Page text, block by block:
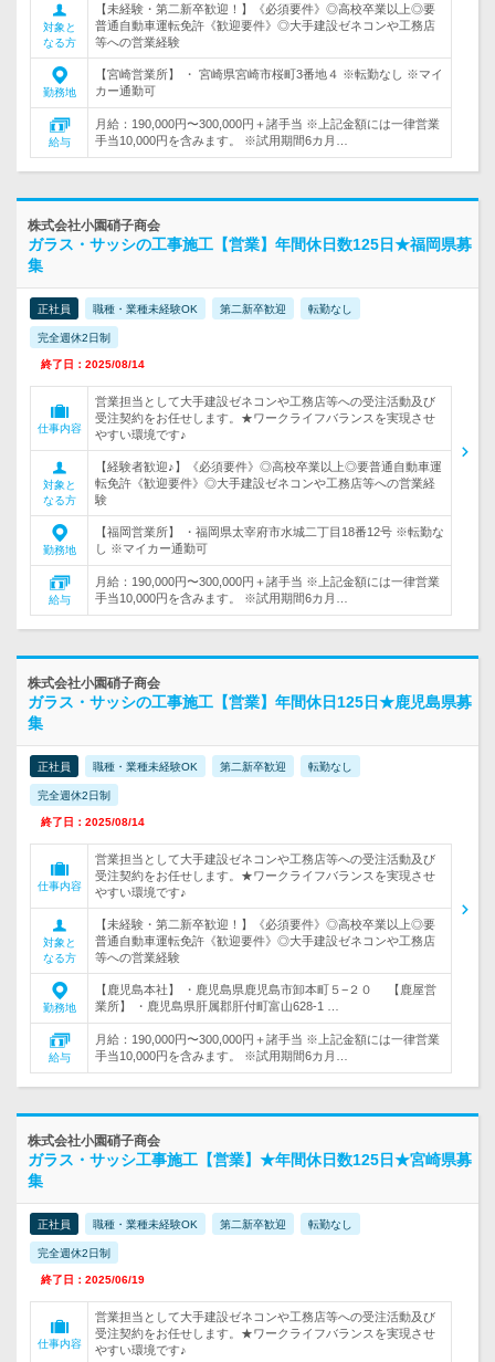
対象と
なる方
【未経験・第二新卒歓迎！】《必須要件》◎高校卒業以上◎要
普通自動車運転免許《歓迎要件》◎大手建設ゼネコンや工務店
等への営業経験
勤務地
【宮崎営業所】 ・ 宮崎県宮崎市桜町3番地４ ※転勤なし ※マイ
カー通勤可
給与
月給：190,000円〜300,000円＋諸手当 ※上記金額には一律営業
手当10,000円を含みます。 ※試用期間6カ月…
株式会社小園硝子商会
ガラス・サッシの工事施工【営業】年間休日数125日★福岡県募
集
正社員 職種・業種未経験OK 第二新卒歓迎 転勤なし
完全週休2日制
終了日：2025/08/14
仕事内容
営業担当として大手建設ゼネコンや工務店等への受注活動及び
受注契約をお任せします。★ワークライフバランスを実現させ
やすい環境です♪
対象と
なる方
【経験者歓迎♪】《必須要件》◎高校卒業以上◎要普通自動車運
転免許《歓迎要件》◎大手建設ゼネコンや工務店等への営業経
験
勤務地
【福岡営業所】 ・福岡県太宰府市水城二丁目18番12号 ※転勤な
し ※マイカー通勤可
給与
月給：190,000円〜300,000円＋諸手当 ※上記金額には一律営業
手当10,000円を含みます。 ※試用期間6カ月…
株式会社小園硝子商会
ガラス・サッシの工事施工【営業】年間休日125日★鹿児島県募
集
正社員 職種・業種未経験OK 第二新卒歓迎 転勤なし
完全週休2日制
終了日：2025/08/14
仕事内容
営業担当として大手建設ゼネコンや工務店等への受注活動及び
受注契約をお任せします。★ワークライフバランスを実現させ
やすい環境です♪
対象と
なる方
【未経験・第二新卒歓迎！】《必須要件》◎高校卒業以上◎要
普通自動車運転免許《歓迎要件》◎大手建設ゼネコンや工務店
等への営業経験
勤務地
【鹿児島本社】 ・鹿児島県鹿児島市卸本町５−２０ 【鹿屋営
業所】 ・鹿児島県肝属郡肝付町富山628-1 …
給与
月給：190,000円〜300,000円＋諸手当 ※上記金額には一律営業
手当10,000円を含みます。 ※試用期間6カ月…
株式会社小園硝子商会
ガラス・サッシ工事施工【営業】★年間休日数125日★宮崎県募
集
正社員 職種・業種未経験OK 第二新卒歓迎 転勤なし
完全週休2日制
終了日：2025/06/19
仕事内容
営業担当として大手建設ゼネコンや工務店等への受注活動及び
受注契約をお任せします。★ワークライフバランスを実現させ
やすい環境です♪